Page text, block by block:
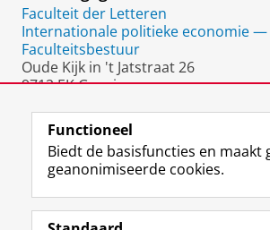
o
r
t
a
l
Faculteit der Letteren
Internationale politieke economie —
Faculteitsbestuur
Oude Kijk in 't Jatstraat 26
9712 EK Groningen
Volg de RUG
F
a
L
i
R
S
Functioneel
Biedt de basisfuncties en maakt
geanonimiseerde cookies.